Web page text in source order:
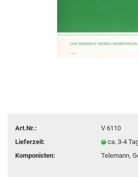
Art.Nr.:
V 6110
Lieferzeit:
ca. 3-4
Komponisten: Telemann,